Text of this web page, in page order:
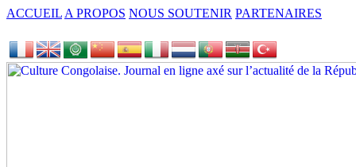
ACCUEIL A PROPOS NOUS SOUTENIR PARTENAIRES